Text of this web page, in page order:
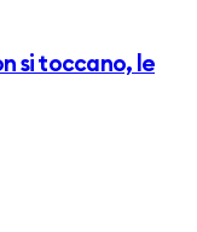
si toccano, le